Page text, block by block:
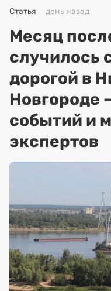
Статья день назад
Месяц
случилось
дорогой в
Новгороде
событий и
экспертов